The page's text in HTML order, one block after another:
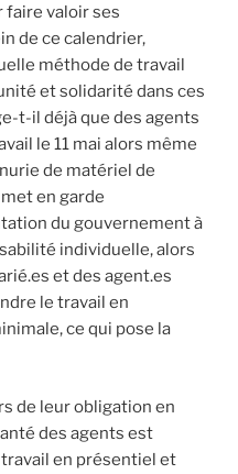
valoir ses
de ce calendrier,
méthode de travail
et solidarité dans ces
t-il déjà que des agents
le 11 mai alors même
de matériel de
en garde
du gouvernement à
individuelle, alors
et des agent.es
le travail en
ce qui pose la
de leur obligation en
des agents est
en présentiel et